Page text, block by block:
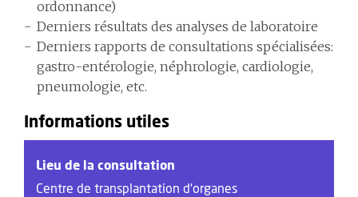
ordonnance)
Derniers résultats des analyses de laboratoire
Derniers rapports de consultations spécialisées:
gastro-entérologie, néphrologie, cardiologie,
pneumologie, etc.
Informations utiles
Lieu de la consultation
Centre de transplantation d'organes